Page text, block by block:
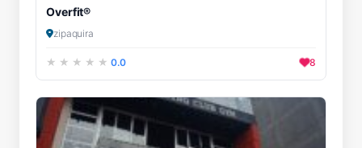
Overfit®
zipaquira
0.0 8